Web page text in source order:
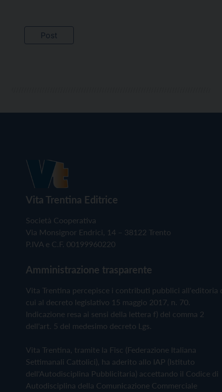
Vita Trentina Editrice
Società Cooperativa
Via Monsignor Endrici, 14 – 38122 Trento
P.IVA e C.F. 00199960220
Amministrazione trasparente
Vita Trentina percepisce i contributi pubblici all'editoria
cui al decreto legislativo 15 maggio 2017, n. 70.
Indicazione resa ai sensi della lettera f) del comma 2
dell'art. 5 del medesimo decreto Lgs.
Vita Trentina, tramite la Fisc (Federazione Italiana
Settimanali Cattolici), ha aderito allo IAP (Istituto
dell'Autodisciplina Pubblicitaria) accettando il Codice di
Autodisciplina della Comunicazione Commerciale